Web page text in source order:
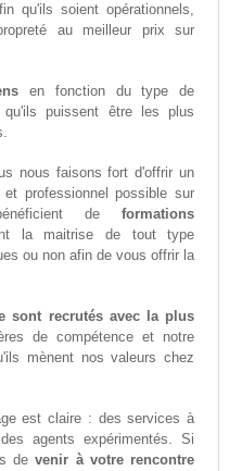
qu'ils soient opérationnels,
au meilleur prix sur
en fonction du type de
puissent être les plus
nous faisons fort d'offrir un
professionnel possible sur
deformations
la maitrise de tout type
ou non afin de vous offrir la
sont recrutés avec la plus
de compétence et notre
mènent nos valeurs chez
est claire : des services à
agents expérimentés. Si
devenir à votre rencontre